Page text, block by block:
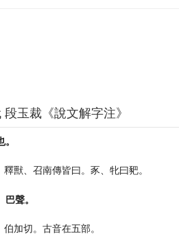
段玉裁《說文解字注》
釋獸、召南傳皆曰。豕、牝曰豝。
巴聲。
伯加切。古音在五部。